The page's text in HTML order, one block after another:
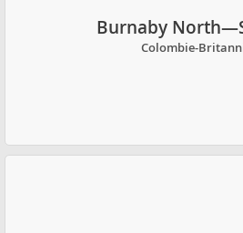
Burnaby
Colombie-